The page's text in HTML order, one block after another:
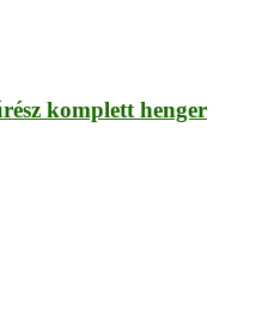
komplett henger